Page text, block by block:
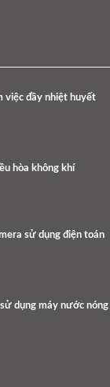
việc đầy nhiệt huyết
hòa không khí
sử dụng điện toán
dụng máy nước nóng